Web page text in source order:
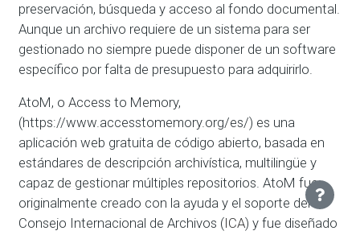
preservación, búsqueda y acceso al fondo documental.
Aunque un archivo requiere de un sistema para ser
gestionado no siempre puede disponer de un software
específico por falta de presupuesto para adquirirlo.
AtoM, o Access to Memory,
(https://www.accesstomemory.org/es/) es una
aplicación web gratuita de código abierto, basada en
estándares de descripción archivística, multilingüe y
capaz de gestionar múltiples repositorios. AtoM fue
originalmente creado con la ayuda y el soporte del
Consejo Internacional de Archivos (ICA) y fue diseñado